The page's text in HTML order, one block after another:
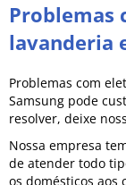
Problemas
lavanderia
Problemas com
Samsung pode
resolver, deixe
Nossa empresa
de atender todo
os domésticos aos